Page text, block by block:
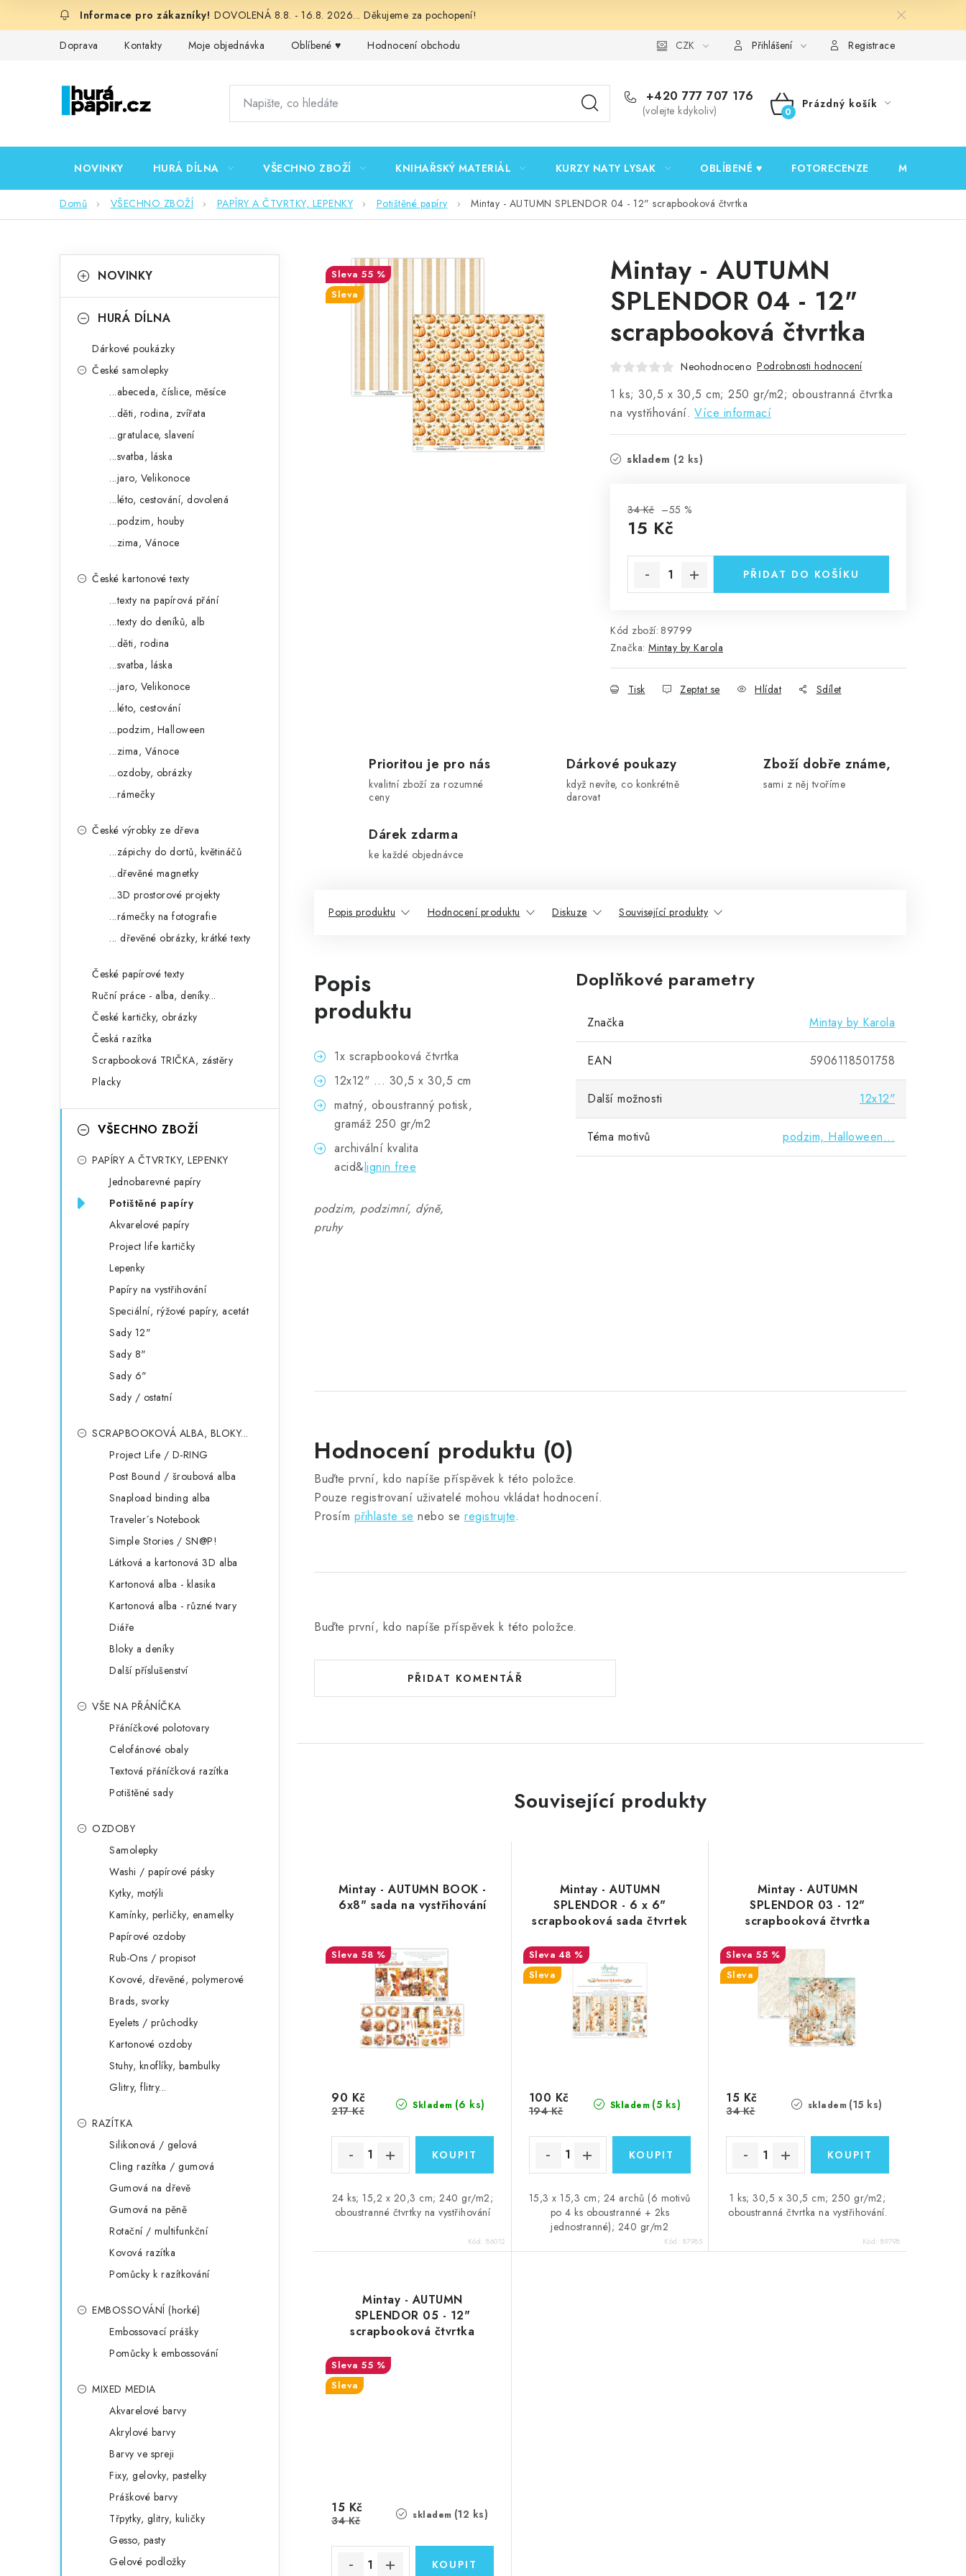
DOVOLENÁ 8.8. - 16.8. 2026... Děkujeme za pochopení!
Doprava Kontakty Moje objednávka Oblíbené ♥️ Hodnocení obchodu Podmínky ochrany osobních údajů Ověřování recenzí
CZK Přihlášení Registrace
+420 777 707 176
(volejte kdykoliv)
NÁKUPNÍ
Prázdný košík
NOVINKY HURÁ DÍLNA VŠECHNO ZBOŽÍ KNIHAŘSKÝ MATERIÁL KURZY NATY LYSAK OBLÍBENÉ ♥️ FOTORECENZE MOJE
Domů VŠECHNO ZBOŽÍ PAPÍRY A ČTVRTKY, LEPENKY Potištěné papíry Mintay - AUTUMN SPLENDOR 04 - 12" scrapbooková čtvrtka
okategorie
a
NOVINKY
HURÁ DÍLNA
Dárkové poukázky
České samolepky
...abeceda, číslice, měsíce
...děti, rodina, zvířata
...gratulace, slavení
...svatba, láska
...jaro, Velikonoce
...léto, cestování, dovolená
...podzim, houby
...zima, Vánoce
České kartonové texty
...texty na papírová přání
...texty do deníků, alb
...děti, rodina
...svatba, láska
...jaro, Velikonoce
...léto, cestování
...podzim, Halloween
...zima, Vánoce
...ozdoby, obrázky
...rámečky
České výrobky ze dřeva
...zápichy do dortů, květináčů
...dřevěné magnetky
...3D prostorové projekty
...rámečky na fotografie
... dřevěné obrázky, krátké texty
České papírové texty
Ruční práce - alba, deníky...
České kartičky, obrázky
Česká razítka
Scrapbooková TRIČKA, zástěry
Placky
VŠECHNO ZBOŽÍ
PAPÍRY A ČTVRTKY, LEPENKY
Jednobarevné papíry
Potištěné papíry
Akvarelové papíry
Project life kartičky
Lepenky
Papíry na vystřihování
Speciální, rýžové papíry, acetát
Sady 12"
Sady 8"
Sady 6"
Sady / ostatní
SCRAPBOOKOVÁ ALBA, BLOKY...
Project Life / D-RING
Post Bound / šroubová alba
Snapload binding alba
Traveler´s Notebook
Simple Stories / SN@P!
Látková a kartonová 3D alba
Kartonová alba - klasika
Kartonová alba - různé tvary
Diáře
Bloky a deníky
Další příslušenství
VŠE NA PŘÁNÍČKA
Přáníčkové polotovary
Celofánové obaly
Textová přáníčková razítka
Potištěné sady
OZDOBY
Samolepky
Washi / papírové pásky
Kytky, motýli
Kamínky, perličky, enamelky
Papírové ozdoby
Rub-Ons / propisot
Kovové, dřevěné, polymerové
Brads, svorky
Eyelets / průchodky
Kartonové ozdoby
Stuhy, knoflíky, bambulky
Glitry, flitry...
RAZÍTKA
Silikonová / gelová
Cling razítka / gumová
Gumová na dřevě
Gumová na pěně
Rotační / multifunkční
Kovová razítka
Pomůcky k razítkování
EMBOSSOVÁNÍ (horké)
Embossovací prášky
Pomůcky k embossování
MIXED MEDIA
Akvarelové barvy
Akrylové barvy
Barvy ve spreji
Fixy, gelovky, pastelky
Práškové barvy
Třpytky, glitry, kuličky
Gesso, pasty
Gelové podložky
Mintay - AUTUMN
SPLENDOR 04 - 12"
scrapbooková čtvrtka
Neohodnoceno Podrobnosti hodnocení
1 ks; 30,5 x 30,5 cm; 250 gr/m2; oboustranná čtvrtka
na vystřihování. Více informací
skladem (2 ks)
34 Kč –55 %
15 Kč
PŘIDAT DO KOŠÍKU
Kód zboží: 89799
Značka: Mintay by Karola
Tisk Zeptat se Hlídat Sdílet
55 %
Sleva
Prioritou je pro nás
kvalitní zboží za rozumné
ceny
Dárkové poukazy
když nevíte, co konkrétně
darovat
Zboží dobře známe,
sami z něj tvoříme
Dárek zdarma
ke každé objednávce
Popis produktu Hodnocení produktu Diskuze Související produkty
Popis
produktu
1x scrapbooková čtvrtka
12x12" ... 30,5 x 30,5 cm
matný, oboustranný potisk,
gramáž 250 gr/m2
archivální kvalita
acid&lignin free
podzim, podzimní, dýně,
pruhy
Doplňkové parametry
Značka Mintay by Karola
EAN 5906118501758
Další možnosti 12x12"
Téma motivů podzim, Halloween...
Hodnocení produktu (0)
Buďte první, kdo napíše příspěvek k této položce.
Pouze registrovaní uživatelé mohou vkládat hodnocení.
Prosím přihlaste se nebo se registrujte.
Buďte první, kdo napíše příspěvek k této položce.
PŘIDAT KOMENTÁŘ
Související produkty
Mintay - AUTUMN BOOK -
6x8" sada na vystřihování
58 %
Skladem (6 ks)
90 Kč
217 Kč
24 ks; 15,2 x 20,3 cm; 240 gr/m2;
oboustranné čtvrtky na vystřihování
Kód:86012
Mintay - AUTUMN
SPLENDOR - 6 x 6"
scrapbooková sada čtvrtek
48 %
Sleva
Skladem (5 ks)
100 Kč
194 Kč
15,3 x 15,3 cm; 24 archů (6 motivů
po 4 ks oboustranné + 2ks
jednostranné); 240 gr/m2
Kód: 87985
Mintay - AUTUMN
SPLENDOR 03 - 12"
scrapbooková čtvrtka
55 %
Sleva
skladem (15 ks)
15 Kč
34 Kč
1 ks; 30,5 x 30,5 cm; 250 gr/m2;
oboustranná čtvrtka na vystřihování.
Kód:89798
Mintay - AUTUMN
SPLENDOR 05 - 12"
scrapbooková čtvrtka
55 %
Sleva
skladem (12 ks)
15 Kč
34 Kč